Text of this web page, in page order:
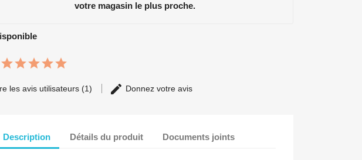
votre magasin le plus proche.
les avis utilisateurs (1) Donnez votre avis
Description Détails du produit Documents joints